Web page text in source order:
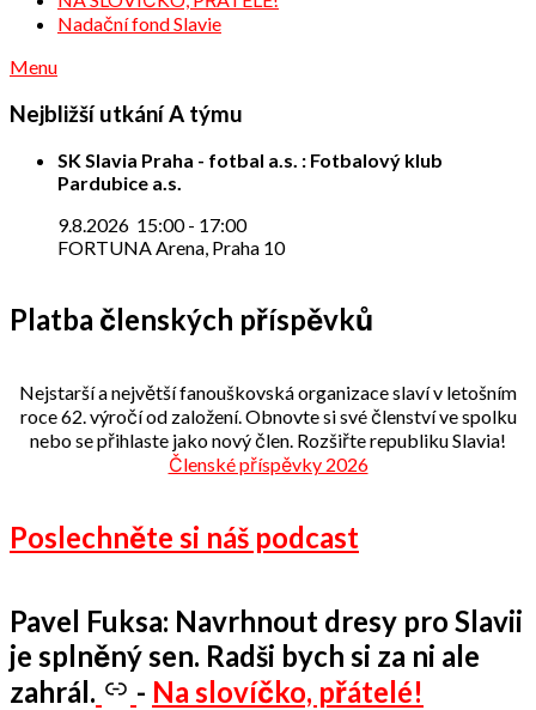
Nadační fond Slavie
Menu
Nejbližší utkání A týmu
SK Slavia Praha - fotbal a.s. : Fotbalový klub
Pardubice a.s.
9.8.2026 15:00- 17:00
FORTUNA Arena, Praha 10
Platba členských příspěvků
Nejstarší a největší fanouškovská organizace slaví v letošním
roce 62. výročí od založení. Obnovte si své členství ve spolku
nebo se přihlaste jako nový člen. Rozšiřte republiku Slavia!
Členské příspěvky 2026
Poslechněte si náš podcast
Pavel Fuksa: Navrhnout dresy pro Slavii
je splněný sen. Radši bych si za ni ale
zahrál.
- Na slovíčko, přátelé!